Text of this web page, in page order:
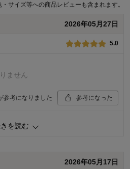
15人が参考になりました
サイズ等への商品レビューも含まれます。
2026年05月27日
5.0
ません
参考になりました 参考になった
4.0
を読む
2026年05月17日